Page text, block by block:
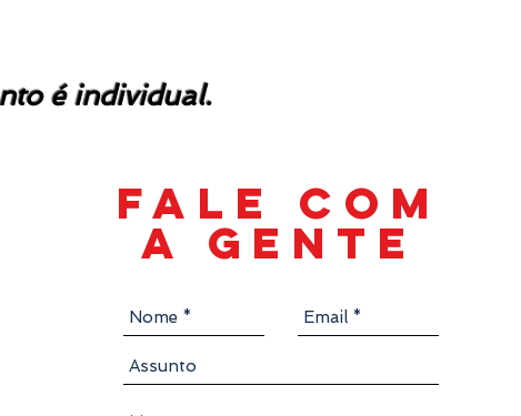
é individual.
FALe com
a gente